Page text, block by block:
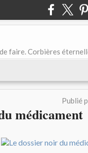
faire. Corbières
Publié
médicament